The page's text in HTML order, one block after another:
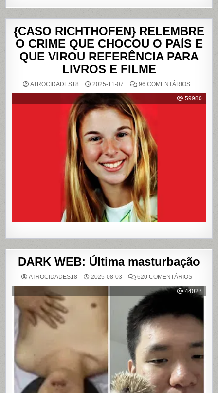
{CASO RICHTHOFEN} RELEMBRE
O CRIME QUE CHOCOU O PAÍS E
QUE VIROU REFERÊNCIA PARA
LIVROS E FILME
ATROCIDADES18 2025-11-07 96 COMENTÁRIOSEM
59980
DARK WEB: Última masturbação
ATROCIDADES18 2025-08-03 620 COMENTÁRIOSEM
WEB:
ÚLTIMA
44027